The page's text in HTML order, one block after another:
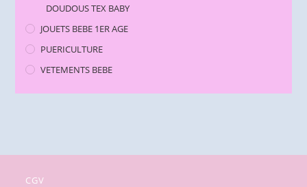
DOUDOUS TEX BABY
JOUETS BEBE 1ER AGE
PUERICULTURE
VETEMENTS BEBE
CGV